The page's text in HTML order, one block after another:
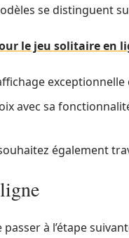
se distinguent
le jeu solitaire en
avec sa
également
à l’étape